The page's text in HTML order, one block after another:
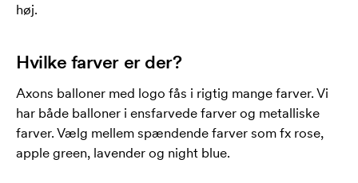
høj.
Hvilke farver er der?
Axons balloner med logo fås i rigtig mange farver. Vi
har både balloner i ensfarvede farver og metalliske
farver. Vælg mellem spændende farver som fx rose,
apple green, lavender og night blue.